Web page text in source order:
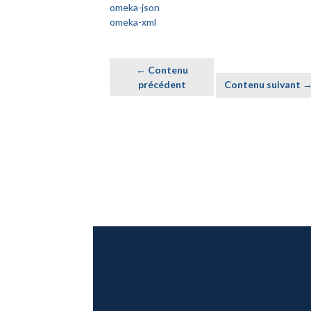
omeka-json
omeka-xml
← Contenu
précédent
Contenu suivant